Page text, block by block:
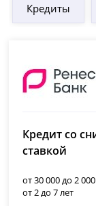
Кредиты
(Ренессанс
лицензия № 3354
Кредит со
ставкой
от 30 000 до 2
от 2 до 7 лет